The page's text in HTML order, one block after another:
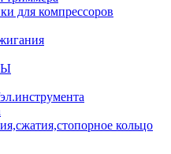
для компрессоров
кольцо